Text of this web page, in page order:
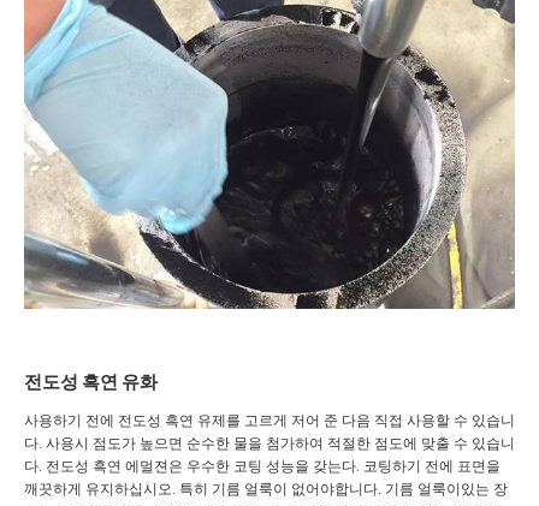
전도성 흑연 유화
사용하기 전에 전도성 흑연 유제를 고르게 저어 준 다음 직접 사용할 수 있습니
다. 사용시 점도가 높으면 순수한 물을 첨가하여 적절한 점도에 맞출 수 있습니
다. 전도성 흑연 에멀젼은 우수한 코팅 성능을 갖는다. 코팅하기 전에 표면을
깨끗하게 유지하십시오. 특히 기름 얼룩이 없어야합니다. 기름 얼룩이있는 장